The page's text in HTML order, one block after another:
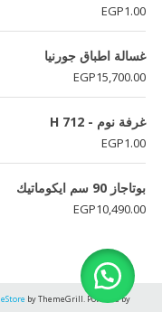
EGP1.00
غسالة اطباق جورنيا
EGP15,700.00
غرفة نوم - H 712
EGP1.00
بوتاجاز 90 سم ايكوماتيك
EGP10,490.00
eStore by ThemeGrill. Powered by